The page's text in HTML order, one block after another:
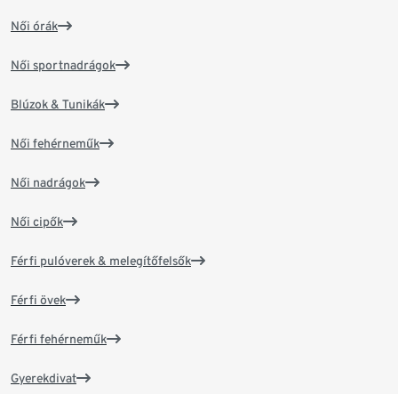
Női órák
Női sportnadrágok
Blúzok & Tunikák
Női fehérneműk
Női nadrágok
Női cipők
Férfi pulóverek & melegítőfelsők
Férfi övek
Férfi fehérneműk
Gyerekdivat